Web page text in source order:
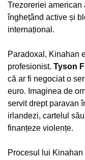
Trezoreriei
înghețând active și
internațional.
Paradoxal, Kinahan
profesionist. Tyson
că ar fi negociat o
euro. Imaginea de
servit drept paravan
irlandezi, cartelul
finanțeze violențe.
Procesul lui